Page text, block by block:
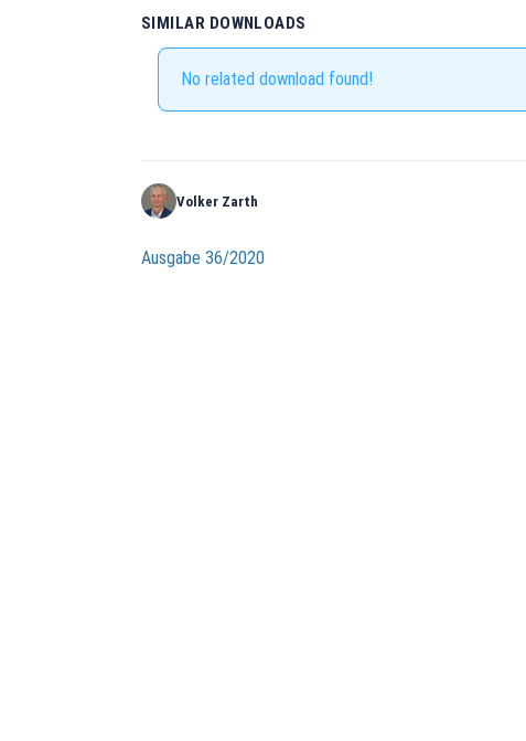
SIMILAR DOWNLOADS
No related download found!
Volker Zarth
Beitragsnavigation
Ausgabe 36/2020